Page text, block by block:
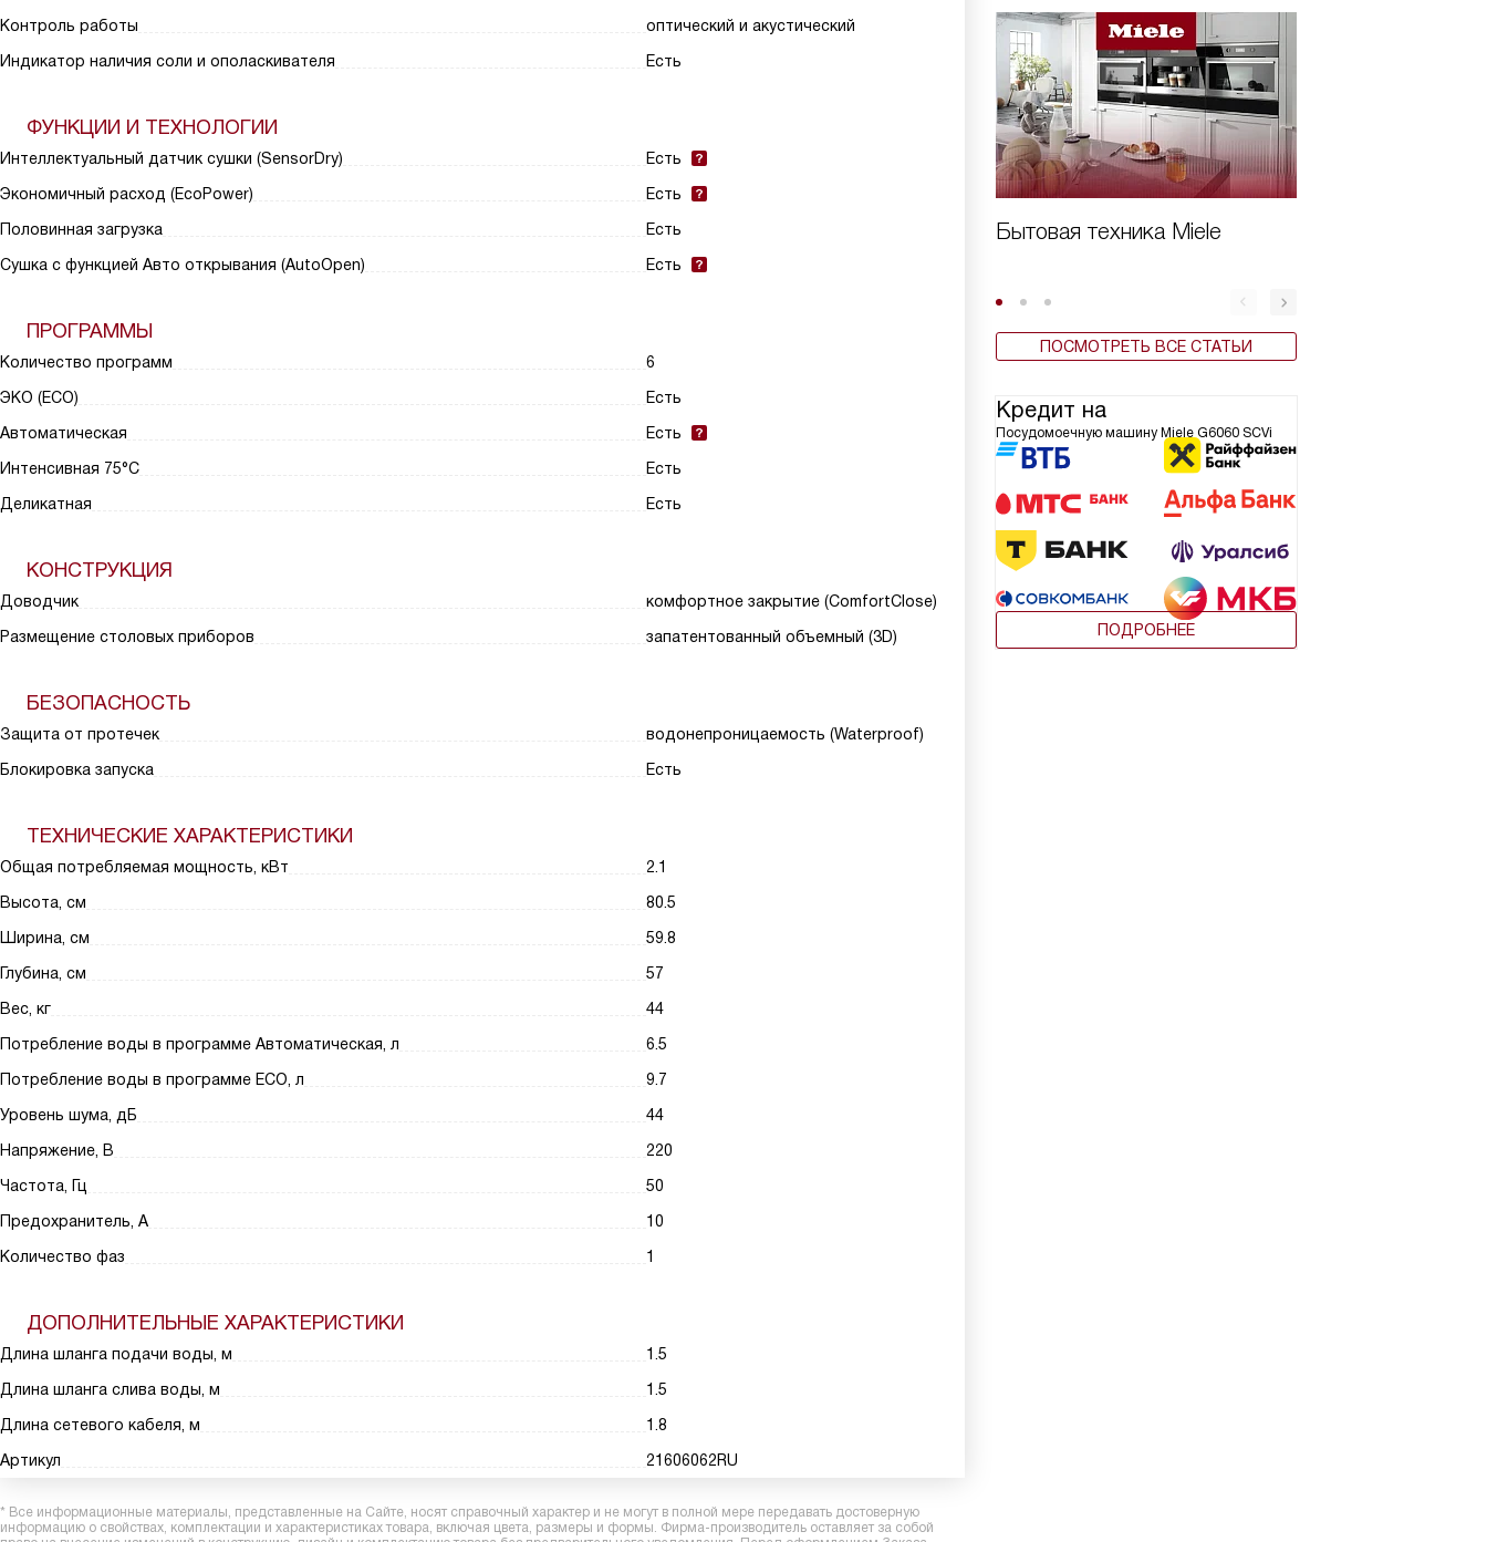
Бытовая техника Miele
ПОСМОТРЕТЬ ВСЕ СТАТЬИ
Кредит на
Посудомоечную машину Miele G6060 SCVi
ПОДРОБНЕЕ
Контроль работы
оптический и акустический
Индикатор наличия соли и ополаскивателя
Есть
ФУНКЦИИ И ТЕХНОЛОГИИ
Интеллектуальный датчик сушки (SensorDry)
Есть
Экономичный расход (EcoPower)
Есть
Половинная загрузка
Есть
Сушка с функцией Авто открывания (AutoOpen)
Есть
ПРОГРАММЫ
Количество программ
6
ЭКО (ECO)
Есть
Автоматическая
Есть
Интенсивная 75°С
Есть
Деликатная
Есть
КОНСТРУКЦИЯ
Доводчик
комфортное закрытие (ComfortClose)
Размещение столовых приборов
запатентованный объемный (3D)
БЕЗОПАСНОСТЬ
Защита от протечек
водонепроницаемость (Waterproof)
Блокировка запуска
Есть
ТЕХНИЧЕСКИЕ ХАРАКТЕРИСТИКИ
Общая потребляемая мощность, кВт
2.1
Высота, см
80.5
Ширина, см
59.8
Глубина, см
57
Вес, кг
44
Потребление воды в программе Автоматическая, л
6.5
Потребление воды в программе ECO, л
9.7
Уровень шума, дБ
44
Напряжение, В
220
Частота, Гц
50
Предохранитель, А
10
Количество фаз
1
ДОПОЛНИТЕЛЬНЫЕ ХАРАКТЕРИСТИКИ
Длина шланга подачи воды, м
1.5
Длина шланга слива воды, м
1.5
Длина сетевого кабеля, м
1.8
Артикул
21606062RU
* Все информационные материалы, представленные на Сайте, носят справочный характер и не могут в полной мере передавать достоверную
информацию о свойствах, комплектации и характеристиках товара, включая цвета, размеры и формы. Фирма-производитель оставляет за собой